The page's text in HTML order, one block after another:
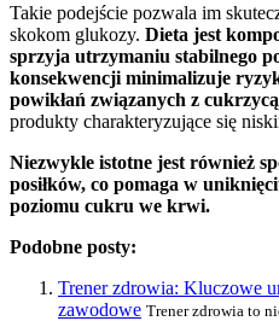
Takie podejście pozwala im
skokom glukozy. Dieta jest
sprzyja utrzymaniu stabilnego
konsekwencji minimalizuje
powikłań związanych z
produkty charakteryzujące się
Niezwykle istotne jest również
posiłków, co pomaga w
poziomu cukru we krwi.
Podobne posty:
Trener zdrowia: Kluczowe
zawodowe Trener zdrowia to